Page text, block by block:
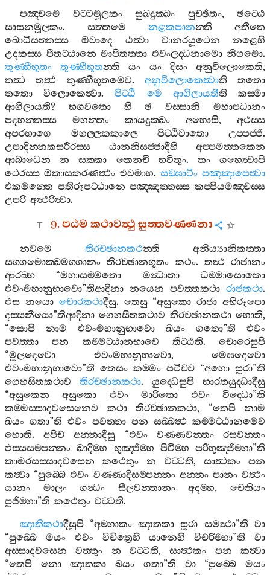
පඤ‍්චමෙ වට‍්ටමූලකං සුඛදුක‍්ඛං පුච‍්ඡිතං, ඡට‍්ඨෙ
සාසනමූලකං. සත‍්තමෙ නළකපානන‍්ති
අතීතෙ
බොධිසත‍්තස‍්ස
ඔවාදෙ ඨත්‍වා වානරයූථෙන
නළෙහි
උදකස‍්ස පීතට‍්ඨානෙ මාපිතත‍්තා එවංලද‍්ධනාමො නිගමො.
තුණ‍්හීභූතං
තුණ‍්හීභූතන‍්ති යං යං දිසං අනුවිලොකෙති,
තත්‍ථ
තත්‍ථ තුණ‍්හීභූතමෙව. අනුවිලොකෙත්‍වාති
තතො
තතො
විලොකෙත්‍වා.පිට‍්ඨි මෙ ආගිලායතීති
කස‍්මා
ආගිලායති? භගවතො හි ඡ වස‍්සානි
මහාපධානං
පදහන‍්තස‍්ස
මහන‍්තං කායදුක‍්ඛං අහොසි, අථස‍්ස
අපරභාගෙ
මහල‍්ලකකාලෙ පිට‍්ඨිවාතො උප‍්පජ‍්ජි.
උපාදින‍්නකසරීරස‍්ස
ඨානනිසජ‍්ජාදීහි
අප‍්පමත‍්තකෙන
ආබාධෙන
න සක‍්කා කෙනචි භවිතුං. තං
ගහෙත්‍වාපි
ථෙරස‍්ස ඔකාසකරණත්‍ථං එවමාහ. සඞ‍්ඝාටිං පඤ‍්ඤාපෙත්‍වා
එකමන‍්තෙ පතිරූපට‍්ඨානෙ පඤ‍්ඤත‍්තස‍්ස කප‍්පියමඤ‍්චස‍්ස
උපරි අත්‍ථරිත්‍වා.
9.පඨමකථාවත්‍ථුසුත‍්තවණ‍්ණනා
නවමෙ තිරච‍්ඡානකථන‍්ති
අනිය්‍යානිකත‍්තා
සග‍්ගමොක‍්ඛමග‍්ගානං තිරච‍්ඡානභූතං කථං. තත්‍ථ රාජානං
ආරබ‍්භ “මහාසම‍්මතො මන්‍ධාතා
ධම‍්මාසොකො
එවංමහානුභාවො”තිආදිනා නයෙන පවත‍්තකථා රාජකථා.
එස නයො චොරකථාදීසු. තෙසු“අසුකො රාජා අභිරූපො
දස‍්සනීයො”තිආදිනා ගෙහසිතකථාව තිරච‍්ඡානකථා හොති,
“සොපි නාම එවංමහානුභාවො ඛයං ගතො”ති
එවං
පවත‍්තා
පන කම‍්මට‍්ඨානභාවෙ තිට‍්ඨති. චොරෙසුපි
“මූලදෙවො එවංමහානුභාවො, මෙඝදෙවො
එවංමහානුභාවො”ති තෙසං කම‍්මං පටිච‍්ච “අහො සූරා”ති
ගෙහසිතකථාව
තිරච‍්ඡානකථා. යුද‍්ධෙසුපි
භාරතයුද‍්ධාදීසු
“අසුකෙන අසුකො එවං මාරිතො එවං විද‍්ධො”ති
කම‍්මස‍්සාදවසෙනෙව
කථා තිරච‍්ඡානකථා, “තෙපි
නාම
ඛයං ගතා”ති එවං පවත‍්තා පන සබ‍්බත්‍ථ කම‍්මට‍්ඨානමෙව
හොති.අපිච අන‍්නාදීසු “එවං වණ‍්ණවන‍්තං
රසවන‍්තං
ඵස‍්සසම‍්පන‍්නං ඛාදිම‍්හ භුඤ‍්ජිම‍්හ පිවිම‍්හ පරිභුඤ‍්ජිම‍්හා”ති
කාමරසස‍්සාදවසෙන
කථෙතුං න වට‍්ටති, සාත්‍ථකං
පන
කත්‍වා “පුබ‍්බෙ එවං වණ‍්ණාදිසම‍්පන‍්නං අන‍්නං පානං වත්‍ථං
යානං
මාලං ගන්‍ධං සීලවන‍්තානං අදම‍්හ,චෙතියං
පූජිම‍්හා”ති කථෙතුං වට‍්ටති.
ඤාතිකථාදීසුපි“අම‍්හාකං ඤාතකා සූරා සමත්‍ථා”ති වා
“පුබ‍්බෙ මයං එවං විචිත්‍රෙහි යානෙහි විචරිම‍්හා”ති
වා
අස‍්සාදවසෙන
වත‍්තුං න වට‍්ටති,සාත්‍ථකං පන
කත්‍වා
“තෙපි නො ඤාතකා ඛයං ගතා”ති වා“පුබ‍්බෙ
මයං